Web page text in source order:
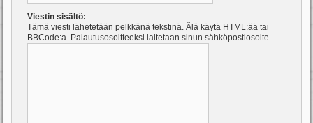
Viestin sisältö:
Tämä viesti lähetetään pelkkänä tekstinä. Älä käytä HTML:ää tai
BBCode:a. Palautusosoitteeksi laitetaan sinun sähköpostiosoite.